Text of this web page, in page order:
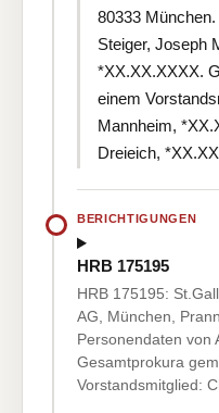
80333
Steiger, Joseph
*XX.XX.XXXX.
einem
Mannheim,
Dreieich,
BERICHTIGUNGEN
HRB 175195
HRB 175195:
AG, München,
Personendaten von
Gesamtprokura
Vorstandsmitglied: